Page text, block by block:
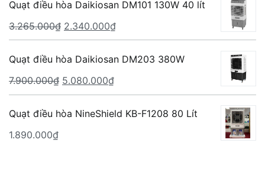
là:
6.560.000₫.
tại
là:
4.760.000₫.
Quạt điều hòa Daikiosan DM101 130W 40 lít
3.265.000₫ Giá
gốc
là:
3.265.000₫.
2.340.000₫Giá
hiện
tại
Quạt điều hòa Daikiosan DM203 380W
7.900.000₫ Giá
gốc
là:
5.080.000₫Giá
hiện
tại
Quạt điều hòa NineShield KB-F1208 80 Lít
1.890.000₫